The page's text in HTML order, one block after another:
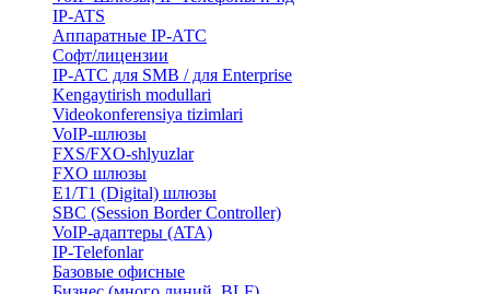
IP-ATS
Аппаратные IP-АТС
Софт/лицензии
IP-АТС для SMB / для Enterprise
Kengaytirish modullari
Videokonferensiya tizimlari
VoIP-шлюзы
FXS/FXO-shlyuzlar
FXO шлюзы
E1/T1 (Digital) шлюзы
SBC (Session Border Controller)
VoIP-адаптеры (ATA)
IP-Telefonlar
Базовые офисные